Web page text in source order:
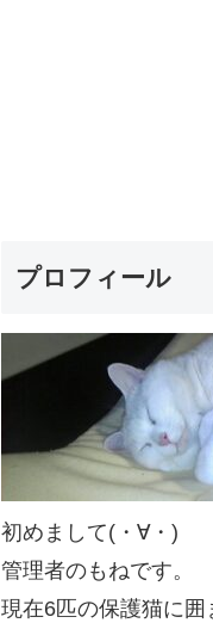
プロフィール
初めまして(・∀・)
管理者のもねです。
現在6匹の保護猫に囲